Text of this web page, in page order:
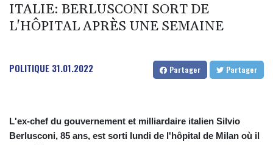
ITALIE: BERLUSCONI SORT DE
L'HÔPITAL APRÈS UNE SEMAINE
POLITIQUE 31.01.2022 Partager Partager
L'ex-chef du gouvernement et milliardaire italien Silvio
Berlusconi, 85 ans, est sorti lundi de l'hôpital de Milan où il